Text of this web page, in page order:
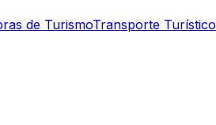
de TurismoTransporte Turístico